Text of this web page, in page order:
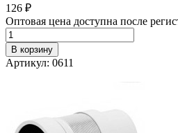
126 ₽
Оптовая цена доступна после
В корзину
Артикул: 0611